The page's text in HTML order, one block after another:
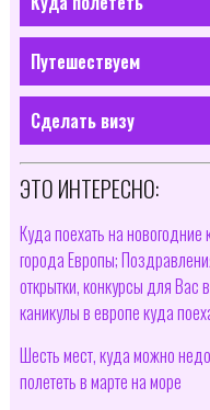
Путешествуем
Сделать визу
ЭТО ИНТЕРЕСНО:
Куда поехать на
города Европы;
открытки, конкурсы для
каникулы в европе куда
Шесть мест, куда можно
полететь в марте на море